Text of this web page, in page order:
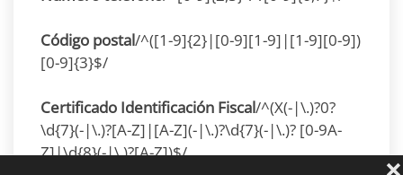
Código postal/^([1-9]{2}|[0-9][1-9]|[1-9][0-9])
[0-9]{3}$/
Certificado Identificación Fiscal/^(X(-|\.)?0?
\d{7}(-|\.)?[A-Z]|[A-Z](-|\.)?\d{7}(-|\.)? [0-9A-
Z]|\d{8}(-|\.)?[A-Z])$/